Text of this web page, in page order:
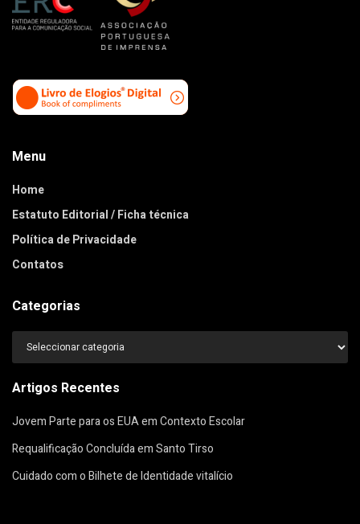
Menu
Home
Estatuto Editorial / Ficha técnica
Política de Privacidade
Contatos
Categorias
Categorias
Artigos Recentes
Jovem Parte para os EUA em Contexto Escolar
Requalificação Concluída em Santo Tirso
Cuidado com o Bilhete de Identidade vitalício